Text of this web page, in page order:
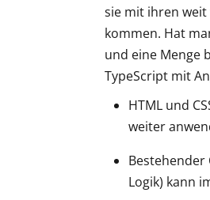
sie mit ihren weit
kommen. Hat
und eine Menge
TypeScript mit
HTML und
weiter
Bestehender
Logik) kann